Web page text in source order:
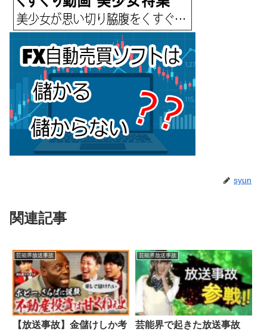
syun
関連記事
芸能界放送事故
【放送事故】金儲けしか考
芸能界放送事故
芸能界で起きた放送事故